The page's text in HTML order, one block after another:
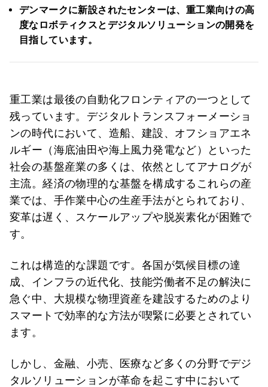
デンマークに新設されたセンターは、重工業向けの高
度なロボティクスとデジタルソリューションの開発を
目指しています。
重工業は最後の自動化フロンティアの一つとして
残っています。デジタルトランスフォーメーショ
ンの時代において、造船、建設、オフショアエネ
ルギー（海底油田や海上風力発電など）といった
社会の基盤産業の多くは、依然としてアナログが
主流。経済の物理的な基盤を構成するこれらの産
業では、手作業中心の生産手法がとられており、
変革は遅く、スケールアップや脱炭素化が困難で
す。
これは構造的な課題です。各国が気候目標の達
成、インフラの近代化、技能労働者不足の解決に
急ぐ中、大規模な物理資産を建設するためのより
スマートで効率的な方法が喫緊に必要とされてい
ます。
しかし、金融、小売、医療など多くの分野でデジ
タルソリューションが革命を起こす中において